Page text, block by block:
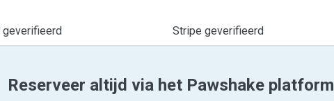
geverifieerd Stripe geverifieerd
Reserveer altijd via het Pawshake platform